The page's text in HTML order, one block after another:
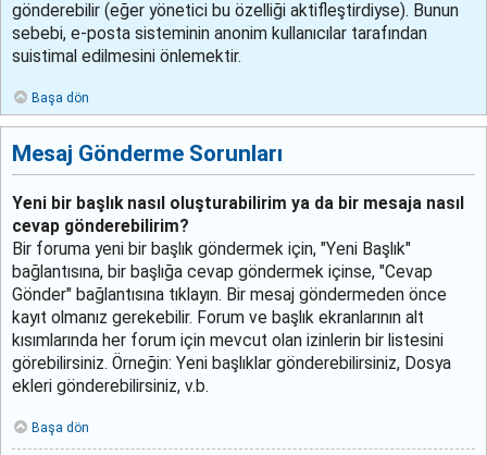
gönderebilir (eğer yönetici bu özelliği aktifleştirdiyse). Bunun
sebebi, e-posta sisteminin anonim kullanıcılar tarafından
suistimal edilmesini önlemektir.
Başa dön
Mesaj Gönderme Sorunları
Yeni bir başlık nasıl oluşturabilirim ya da bir mesaja nasıl
cevap gönderebilirim?
Bir foruma yeni bir başlık göndermek için, "Yeni Başlık"
bağlantısına, bir başlığa cevap göndermek içinse, "Cevap
Gönder" bağlantısına tıklayın. Bir mesaj göndermeden önce
kayıt olmanız gerekebilir. Forum ve başlık ekranlarının alt
kısımlarında her forum için mevcut olan izinlerin bir listesini
görebilirsiniz. Örneğin: Yeni başlıklar gönderebilirsiniz, Dosya
ekleri gönderebilirsiniz, v.b.
Başa dön